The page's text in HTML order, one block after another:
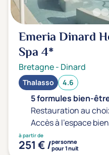
Emeria Dinard
Spa4*
Bretagne- Dinard
Thalasso 4.6
5 formules bien-
Restauration au
Accès à l'espace
à partir de
251 € /personne
pour 1 nuit